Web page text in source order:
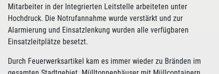
Mitarbeiter in der Integrierten Leitstelle arbeiteten unter
Hochdruck. Die Notrufannahme wurde verstärkt und zur
Alarmierung und Einsatzlenkung wurden alle verfügbaren
Einsatzleitplätze besetzt.
Durch Feuerwerksartikel kam es immer wieder zu Bränden im